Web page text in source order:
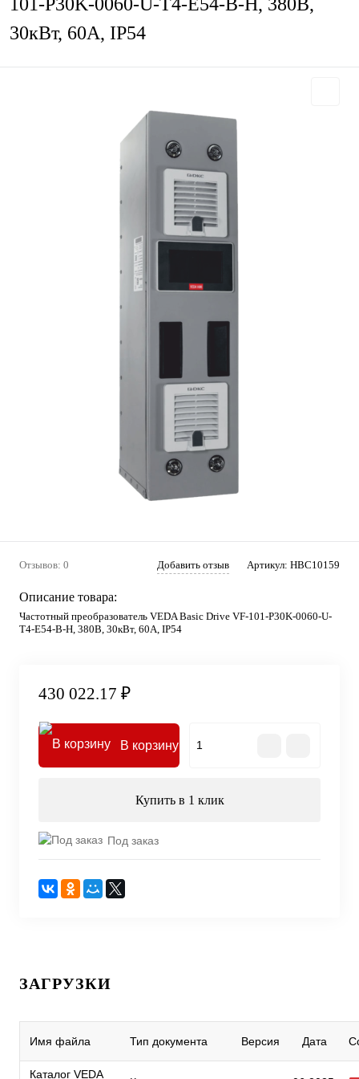
30кВт, 60А, IP54
Отзывов: 0 Добавить отзыв Артикул: HBC10159
Описание товара:
Частотный преобразователь VEDA Basic Drive VF-101-P30K-0060-U-
T4-E54-B-H, 380В, 30кВт, 60А, IP54
430 022.17 ₽
В корзину
Купить в 1 клик
Под заказ
ЗАГРУЗКИ
Имя файла Тип документа Версия Дата
Каталог VEDA